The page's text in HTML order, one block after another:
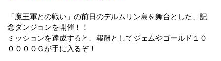
「魔王軍との戦い」の前日のデルムリン島を舞台とした、記
念ダンジョンを開催！！
ミッションを達成すると、報酬としてジェムやゴールド１０
００００Ｇが手に入るぞ！